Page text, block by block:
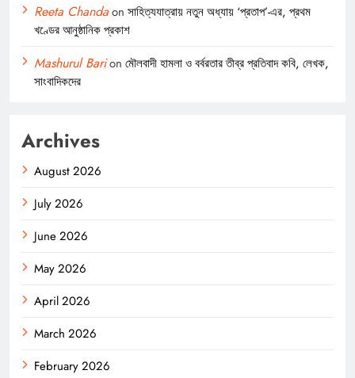
Reeta Chandaon সাহিত্যযাত্রায় নতুন অধ্যায় ‘প্রতাপ’-এর, প্রথম
খণ্ডের আনুষ্ঠানিক প্রকাশ
Mashurul Barion মৌলবাদী হামলা ও বর্বরতার তীব্র প্রতিবাদ কবি, লেখক,
সাংবাদিকদের
Archives
August 2026
July 2026
June 2026
May 2026
April 2026
March 2026
February 2026